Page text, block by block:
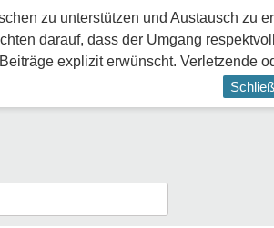
zu unterstützen und Austausch zu
darauf, dass der Umgang
explizit erwünscht. Verletzende